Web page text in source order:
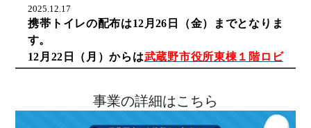
2025.12.17
携帯トイレの配布は12月26日（金）までとなりま
す。
12月22日（月）からは武蔵野市役所東棟１階ロビ
吉祥寺駅、三鷹駅、武蔵境駅の近くで携帯トイレ
事業の詳細はこちら